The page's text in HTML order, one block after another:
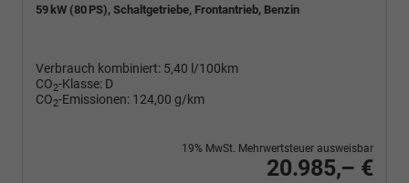
59 kW (80 PS), Schaltgetriebe, Frontantrieb, Benzin
Verbrauch kombiniert: 5,40 l/100km
CO2-Klasse: D
CO2-Emissionen: 124,00 g/km
20.985,– €
19% MwSt. Mehrwertsteuer ausweisbar